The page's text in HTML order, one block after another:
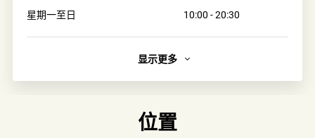
星期一至日
10:00 - 20:30
零售商之一；结合优良制药传统及现代科研，提供品质保
证。集团拥有超过200间分店、30间诊所及完善的销售网
显示更多
位置